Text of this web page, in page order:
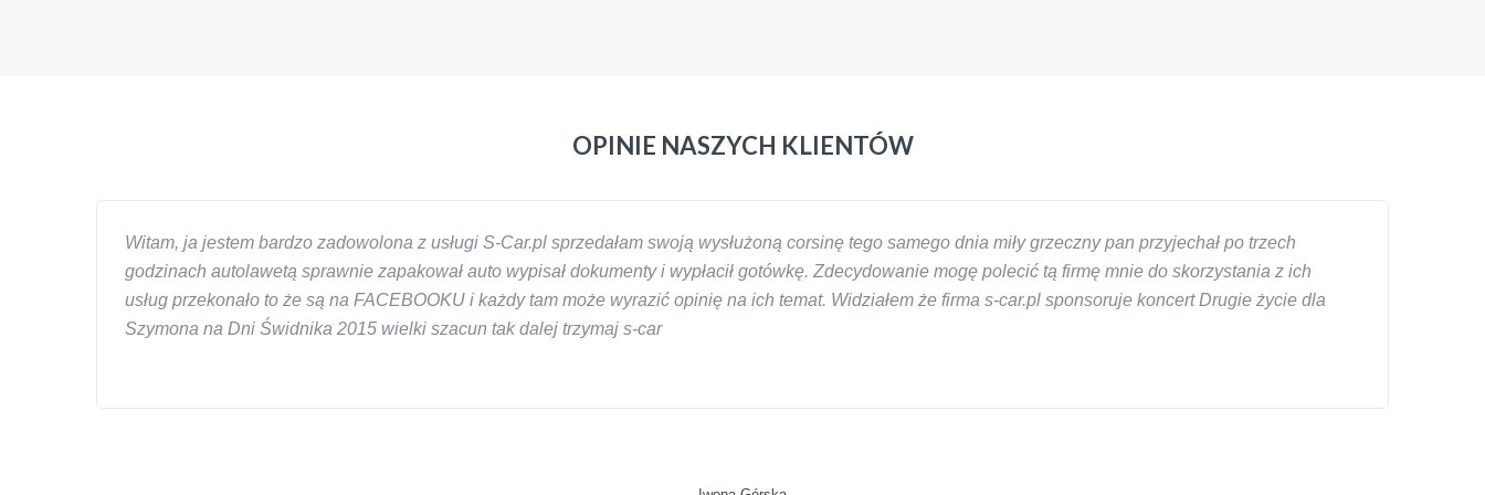
OPINIE NASZYCH KLIENTÓW
Witam, ja jestem bardzo zadowolona z usługi S-Car.pl sprzedałam swoją wysłużoną corsinę tego samego dnia miły grzeczny pan przyjechał po trzech
godzinach autolawetą sprawnie zapakował auto wypisał dokumenty i wypłacił gotówkę. Zdecydowanie mogę polecić tą firmę mnie do skorzystania z ich
usług przekonało to że są na FACEBOOKU i każdy tam może wyrazić opinię na ich temat. Widziałem że firma s-car.pl sponsoruje koncert Drugie życie dla
Szymona na Dni Świdnika 2015 wielki szacun tak dalej trzymaj s-car